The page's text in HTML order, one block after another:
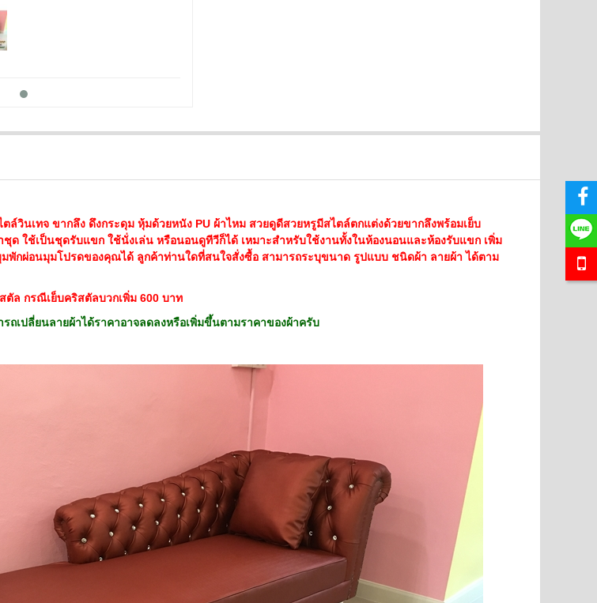
โซฟา Wing Chair 1 ที่นั่ง ขาไม้ บุผ้กำมะหยี่ พร้อมที่
สตูล สามารถเปลี่ยนสีหนังหรือตัวผ้าไ..
12,500 บาท 13,500 บาท
หยิบใส่ตระกร้า
โซฟาอาร์มแชร์พนักเท่า ขากลึง เย็บกระดุม ขนาด
220 ซม 3 ที่นั่ง บุผ้ากำมะหยี่ตัว ลูกค้..
18,500 บาท 24,000 บาท
หยิบใส่ตระกร้า
ล์วินเทจ ขากลึง ดึงกระดุม หุ้มด้วยหนัง PU ผ้าไหม สวยดูดีสวยหรูมีสไตล์ตกแต่งด้วยขากลึงพร้อมเย็บ
ชุด ใช้เป็นชุดรับแขก ใช้นั่งเล่น หรือนอนดูทีวีก็ได้ เหมาะสำหรับใช้งานทั้งในห้องนอนและห้องรับแขก เพิ่ม
มพักผ่อนมุมโปรดของคุณได้ ลูกค้าท่านใดที่สนใจสั่งซื้อ สามารถระบุขนาด รูปแบบชนิดผ้า ลายผ้า ได้ตาม
ตัล กรณีเย็บคริสตัลบวกเพิ่ม 600 บาท
ถเปลี่ยนลายผ้าได้ราคาอาจลดลงหรือเพิ่มขึ้นตามราคาของผ้าครับ